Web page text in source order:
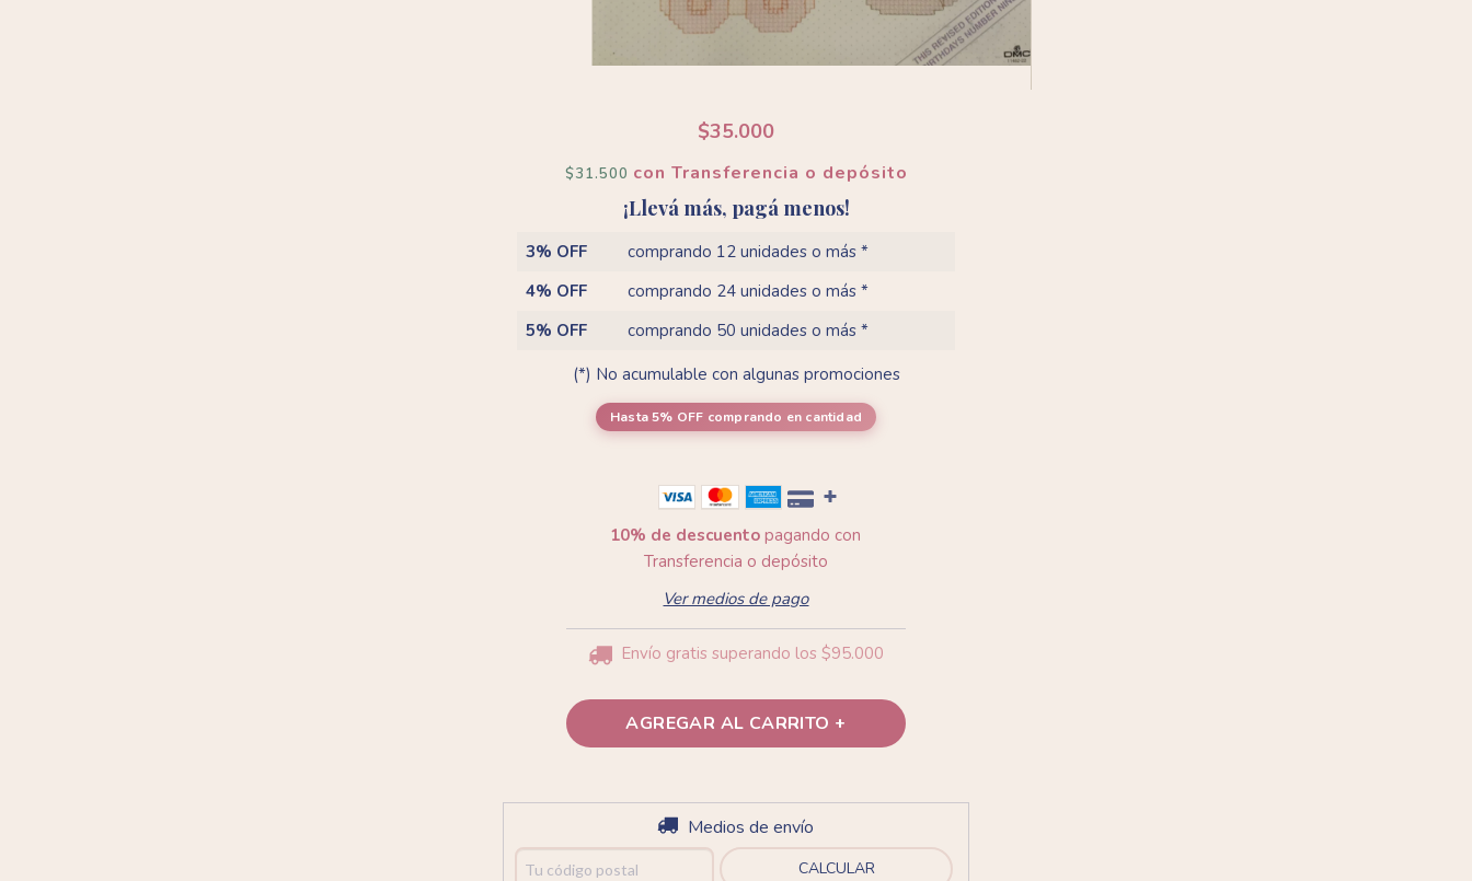
$35.000
$31.500 con Transferencia o depósito
¡Llevá más, pagá menos!
3% OFF
comprando 12 unidades o más *
4% OFF
comprando 24 unidades o más *
5% OFF
comprando 50 unidades o más *
(*) No acumulable con algunas promociones
Hasta 5% OFF comprando en cantidad
10% de descuento pagando con
Transferencia o depósito
Ver medios de pago
Envío gratis superando los $95.000
Entregas para el CP: Medios de envío
CALCULAR